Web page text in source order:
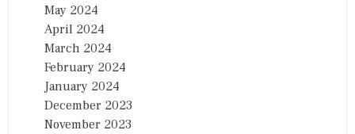
May 2024
April 2024
March 2024
February 2024
January 2024
December 2023
November 2023